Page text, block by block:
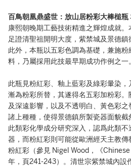
百鳥朝凰鼎盛世：放山居粉彩大棒槌瓶
康熙朝晚期工藝技術精進之輝煌成就。
足證清聖祖開明大度，紫禁城及景德鎮
此外，本瓶以五彩色調為基礎，兼施
料，乃屬採用此技最早期成功作例之一。
此瓶見粉紅彩、釉上藍彩及綠彩暈染
漸為粉彩所替，其遂得名五彩加粉彩
及深遠影響，以及不透明白、黃色彩之
諸上種種，使得景德鎮所製瓷器面貌
此類彩化學成分研究深入，認爲此類
器，而粉紅彩則可能從歐洲經天主教
粉紅彩（參見 Nigel Wood，《
年，頁241-243）。清世宗紫禁城內設